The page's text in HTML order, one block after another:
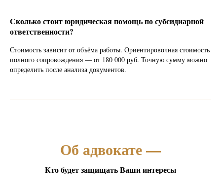
Сколько стоит юридическая помощь по субсидиарной
ответственности?
Стоимость зависит от объёма работы. Ориентировочная стоимость
полного сопровождения — от 180 000 руб. Точную сумму можно
определить после анализа документов.
Об адвокате —
Кто будет защищать Ваши интересы